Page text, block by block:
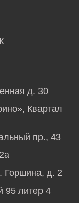
д. 30
Квартал
пр., 43
Горшина, д. 2
95 литер 4